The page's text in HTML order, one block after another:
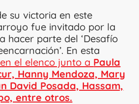
su victoria en este
fue invitado por la
hacer parte del ‘Desafío
En esta
el elenco junto a Paula
Hanny Mendoza, Mary
David Posada, Hassam,
entre otros.